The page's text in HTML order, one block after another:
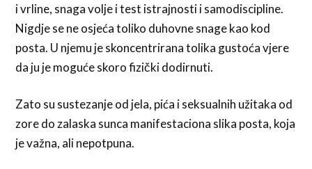
i vrline, snaga volje i test istrajnosti i samodiscipline.
Nigdje se ne osjeća toliko duhovne snage kao kod
posta. U njemu je skoncentrirana tolika gustoća vjere
da ju je moguće skoro fizički dodirnuti.
Zato su sustezanje od jela, pića i seksualnih užitaka od
zore do zalaska sunca manifestaciona slika posta, koja
je važna, ali nepotpuna.